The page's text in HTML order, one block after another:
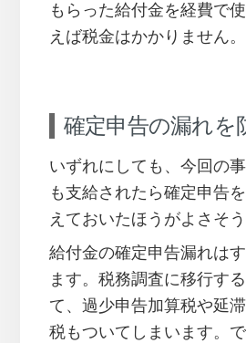
もらった給付金を経費で
えば税金はかかりません。
確定申告の漏れを
いずれにしても、今回の
も支給されたら確定申告
えておいたほうがよさそう
給付金の確定申告漏れは
ます。税務調査に移行す
て、過少申告加算税や延
税もついてしまいます。